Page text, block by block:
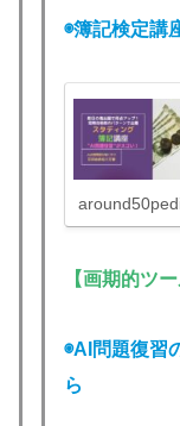
◉簿記検定講
【画期的ツ
◉AI問題復習
ら